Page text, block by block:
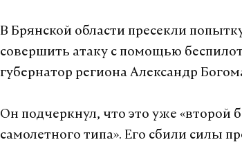
В Брянской области пресекли
совершить атаку с помощью
губернатор региона Александр
Он подчеркнул, что это уже «второй
самолетного типа». Его сбили силы